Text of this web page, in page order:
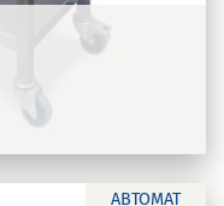
АВТОМАТ